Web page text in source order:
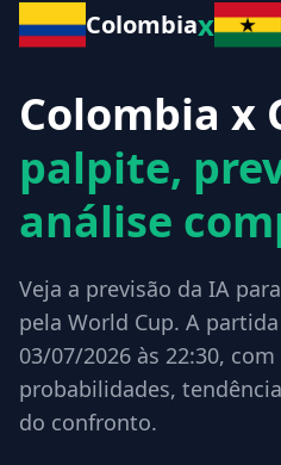
Colombiax
Colombia x
palpite,
análise
Veja a previsão da IA
pela World Cup. A
03/07/2026 às 22:30,
probabilidades,
do confronto.